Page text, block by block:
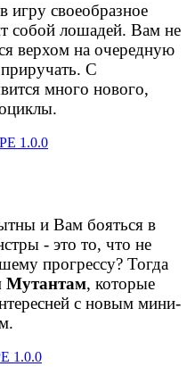
игру своеобразное
собой лошадей. Вам не
верхом на очередную
С
много нового,
1.0.0
и Вам бояться в
- это то, что не
прогрессу? Тогда
Мутантам, которые
с новым мини-
1.0.0